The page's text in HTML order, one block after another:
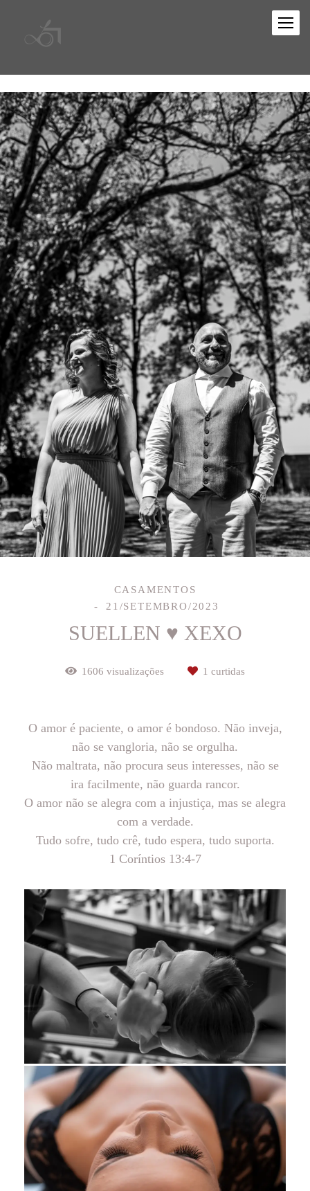
CASAMENTOS
21/SETEMBRO/2023
SUELLEN ♥ XEXO
1606 visualizações 1 curtidas
O amor é paciente, o amor é bondoso. Não inveja,
não se vangloria, não se orgulha.
Não maltrata, não procura seus interesses, não se
ira facilmente, não guarda rancor.
O amor não se alegra com a injustiça, mas se alegra
com a verdade.
Tudo sofre, tudo crê, tudo espera, tudo suporta.
1 Coríntios 13:4-7